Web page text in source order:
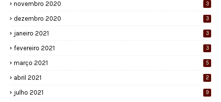
novembro 2020 3
dezembro 2020 3
janeiro 2021 3
fevereiro 2021 3
março 2021 5
abril 2021 2
julho 2021 9